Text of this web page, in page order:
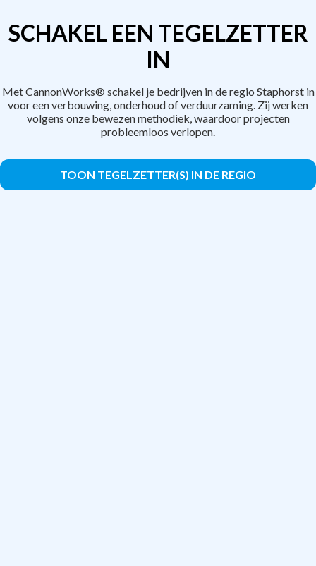
SCHAKEL EEN TEGELZETTER
IN
Met CannonWorks® schakel je bedrijven in de regio Staphorst in
voor een verbouwing, onderhoud of verduurzaming. Zij werken
volgens onze bewezen methodiek, waardoor projecten
probleemloos verlopen.
TOON TEGELZETTER(S) IN DE REGIO